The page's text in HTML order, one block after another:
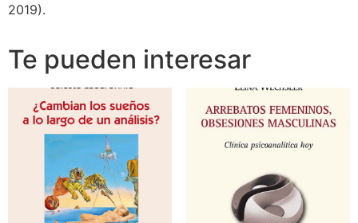
2019).
Te pueden interesar